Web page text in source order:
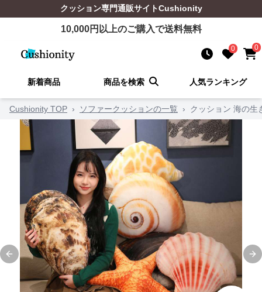
クッション専門通販サイトCushionity
10,000円以上のご購入で送料無料
0 0
新着商品 商品を検索 人気ランキング
Cushionity TOP › ソファークッションの一覧 › クッション 海の生
Previous slide